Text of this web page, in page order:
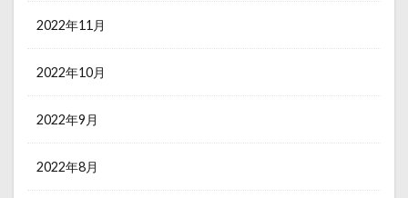
2022年11月
2022年10月
2022年9月
2022年8月